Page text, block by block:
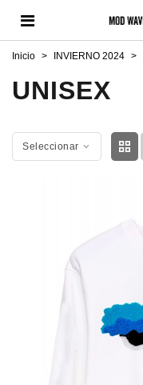
Inicio > INVIERNO 2024 >
UNISEX
Seleccionar